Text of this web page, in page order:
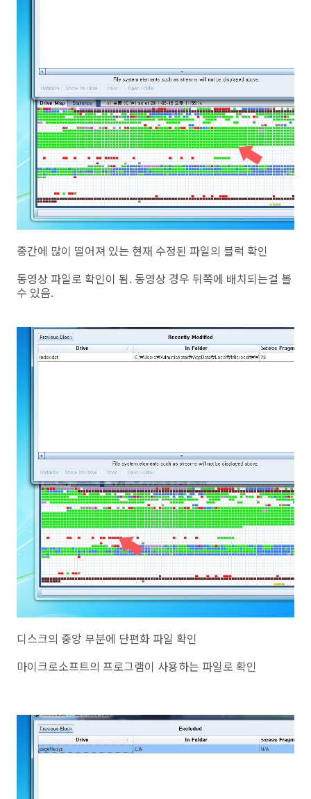
중간에 많이 떨어져 있는 현재 수정된 파일의 블럭 확인
동영상 파일로 확인이 됨. 동영상 경우 뒤쪽에 배치되는걸 볼
수 있음.
디스크의 중앙 부분에 단편화 파일 확인
마이크로소프트의 프로그램이 사용하는 파일로 확인